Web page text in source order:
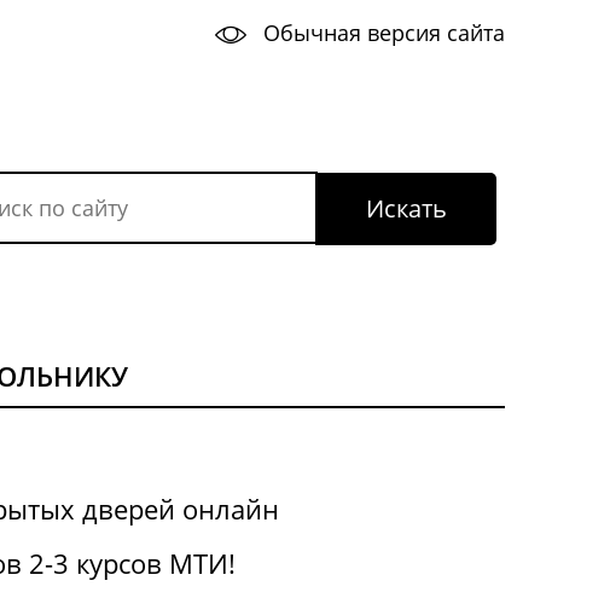
Обычная версия сайта
дверей онлайн
2-3 курсов МТИ!